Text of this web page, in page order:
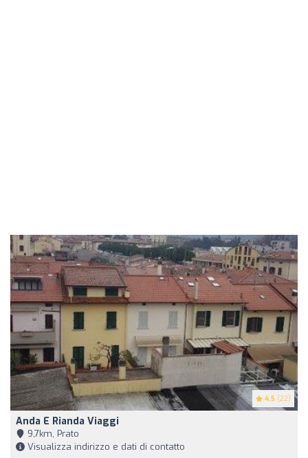
4.5 (22)
Anda E Rianda Viaggi
9,7km, Prato
Visualizza indirizzo e dati di contatto